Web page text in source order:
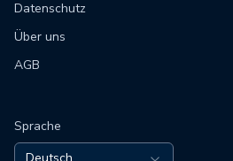
Datenschutz
Über uns
AGB
Sprache